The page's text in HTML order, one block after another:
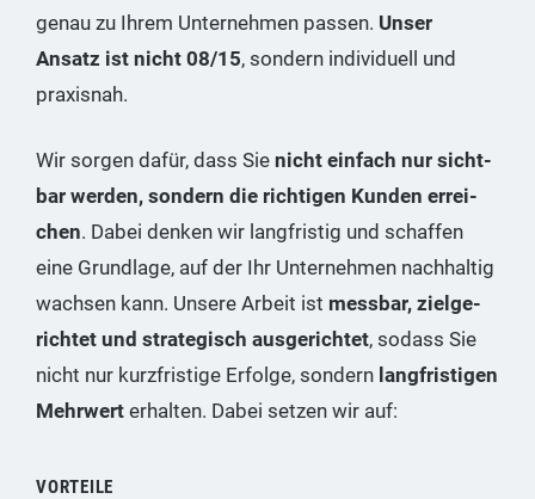
genau zu Ihrem Unter­neh­men pas­sen. Unser
Ansatz ist nicht 08/15, son­dern indi­vi­du­ell und
praxisnah.
Wir sor­gen dafür, dass Sie nicht ein­fach nur sicht­
bar wer­den, son­dern die rich­ti­gen Kun­den errei­
chen. Dabei den­ken wir lang­fris­tig und schaf­fen
eine Grund­la­ge, auf der Ihr Unter­neh­men nach­hal­tig
wach­sen kann. Unse­re Arbeit ist mess­bar, ziel­ge­
rich­tet und stra­te­gisch aus­ge­rich­tet, sodass Sie
nicht nur kurz­fris­ti­ge Erfol­ge, son­dern lang­fris­ti­gen
Mehr­wert erhal­ten. Dabei set­zen wir auf:
VORTEILE